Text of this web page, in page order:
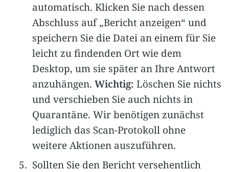
automatisch. Klicken Sie nach dessen
Abschluss auf „Bericht anzeigen“ und
speichern Sie die Datei an einem für Sie
leicht zu findenden Ort wie dem
Desktop, um sie später an Ihre Antwort
anzuhängen. Wichtig: Löschen Sie nichts
und verschieben Sie auch nichts in
Quarantäne. Wir benötigen zunächst
lediglich das Scan-Protokoll ohne
weitere Aktionen auszuführen.
Sollten Sie den Bericht versehentlich